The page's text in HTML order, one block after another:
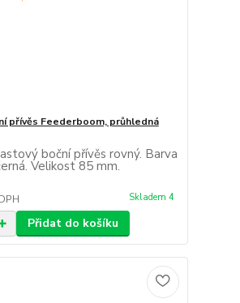
přívěs Feederboom, průhledná
boční přívěs rovný. Barva
Velikost 85 mm.
Skladem 4
Přidat do košíku